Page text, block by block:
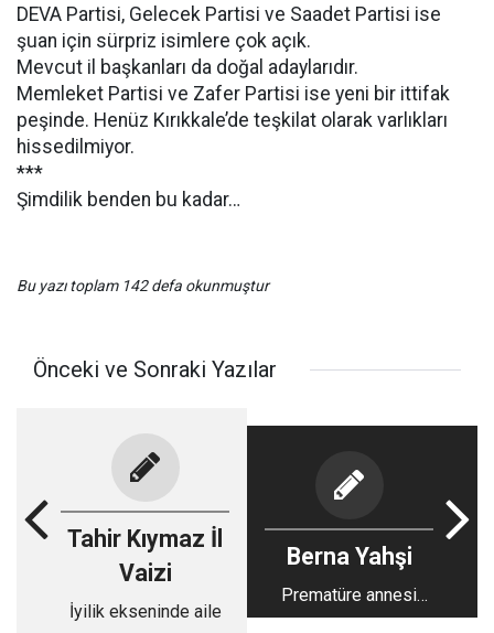
DEVA Partisi, Gelecek Partisi ve Saadet Partisi ise
şuan için sürpriz isimlere çok açık.
Mevcut il başkanları da doğal adaylarıdır.
Memleket Partisi ve Zafer Partisi ise yeni bir ittifak
peşinde. Henüz Kırıkkale’de teşkilat olarak varlıkları
hissedilmiyor.
***
Şimdilik benden bu kadar…
Bu yazı toplam 142 defa okunmuştur
Önceki ve Sonraki Yazılar
Tahir Kıymaz İl
Vaizi
İyilik ekseninde aile
Berna Yahşi
Prematüre annesi
olmak